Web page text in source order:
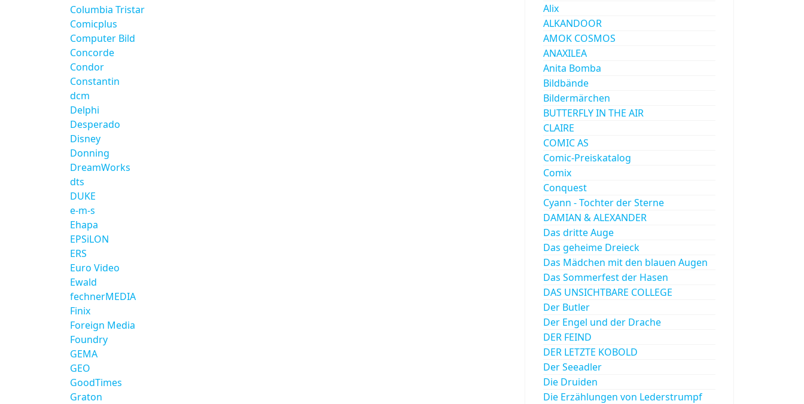
Columbia Tristar
Comicplus
Computer Bild
Concorde
Condor
Constantin
dcm
Delphi
Desperado
Disney
Donning
DreamWorks
dts
DUKE
e-m-s
Ehapa
EPSiLON
ERS
Euro Video
Ewald
fechnerMEDIA
Finix
Foreign Media
Foundry
GEMA
GEO
GoodTimes
Graton
Alix
ALKANDOOR
AMOK COSMOS
ANAXILEA
Anita Bomba
Bildbände
Bildermärchen
BUTTERFLY IN THE AIR
CLAIRE
COMIC AS
Comic-Preiskatalog
Comix
Conquest
Cyann - Tochter der Sterne
DAMIAN & ALEXANDER
Das dritte Auge
Das geheime Dreieck
Das Mädchen mit den blauen Augen
Das Sommerfest der Hasen
DAS UNSICHTBARE COLLEGE
Der Butler
Der Engel und der Drache
DER FEIND
DER LETZTE KOBOLD
Der Seeadler
Die Druiden
Die Erzählungen von Lederstrumpf